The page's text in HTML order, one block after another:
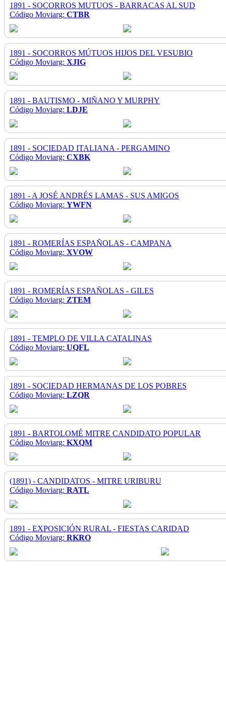
1891 - SOCORROS MUTUOS - BARRACAS AL SUD
Código Moviarg: CTBR
1891 - SOCORROS MÚTUOS HIJOS DEL VESUBIO
Código Moviarg: XJIG
1891 - BAUTISMO - MIÑANO Y MURPHY
Código Moviarg: LDJE
1891 - SOCIEDAD ITALIANA - PERGAMINO
Código Moviarg: CXBK
1891 - A JOSÉ ANDRÉS LAMAS - SUS AMIGOS
Código Moviarg: YWFN
1891 - ROMERÍAS ESPAÑOLAS - CAMPANA
Código Moviarg: XVOW
1891 - ROMERÍAS ESPAÑOLAS - GILES
Código Moviarg: ZTEM
1891 - TEMPLO DE VILLA CATALINAS
Código Moviarg: UQFL
1891 - SOCIEDAD HERMANAS DE LOS POBRES
Código Moviarg: LZQR
1891 - BARTOLOMÉ MITRE CANDIDATO POPULAR
Código Moviarg: KXQM
(1891) - CANDIDATOS - MITRE URIBURU
Código Moviarg: RATL
1891 - EXPOSICIÓN RURAL - FIESTAS CARIDAD
Código Moviarg: RKRO